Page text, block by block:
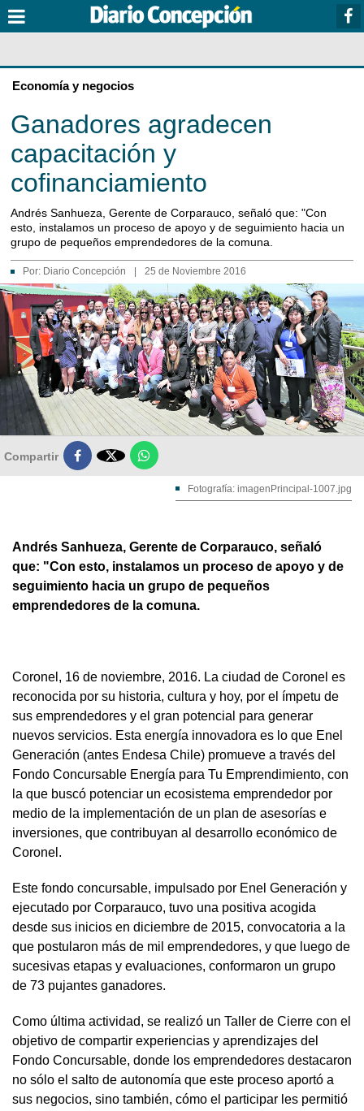
Economía y negocios
Ganadores agradecen
capacitación y
cofinanciamiento
Andrés Sanhueza, Gerente de Corparauco, señaló que: "Con
esto, instalamos un proceso de apoyo y de seguimiento hacia un
grupo de pequeños emprendedores de la comuna.
Por: Diario Concepción 25 de Noviembre 2016
Compartir 
Fotografía: imagenPrincipal-1007.jpg
Andrés Sanhueza, Gerente de Corparauco, señaló
que: "Con esto, instalamos un proceso de apoyo y de
seguimiento hacia un grupo de pequeños
emprendedores de la comuna.
Coronel, 16 de noviembre, 2016. La ciudad de Coronel es
reconocida por su historia, cultura y hoy, por el ímpetu de
sus emprendedores y el gran potencial para generar
nuevos servicios. Esta energía innovadora es lo que Enel
Generación (antes Endesa Chile) promueve a través del
Fondo Concursable Energía para Tu Emprendimiento, con
la que buscó potenciar un ecosistema emprendedor por
medio de la implementación de un plan de asesorías e
inversiones, que contribuyan al desarrollo económico de
Coronel.
Este fondo concursable, impulsado por Enel Generación y
ejecutado por Corparauco, tuvo una positiva acogida
desde sus inicios en diciembre de 2015, convocatoria a la
que postularon más de mil emprendedores, y que luego de
sucesivas etapas y evaluaciones, conformaron un grupo
de 73 pujantes ganadores.
Como última actividad, se realizó un Taller de Cierre con el
objetivo de compartir experiencias y aprendizajes del
Fondo Concursable, donde los emprendedores destacaron
no sólo el salto de autonomía que este proceso aportó a
sus negocios, sino también, cómo el participar les permitió